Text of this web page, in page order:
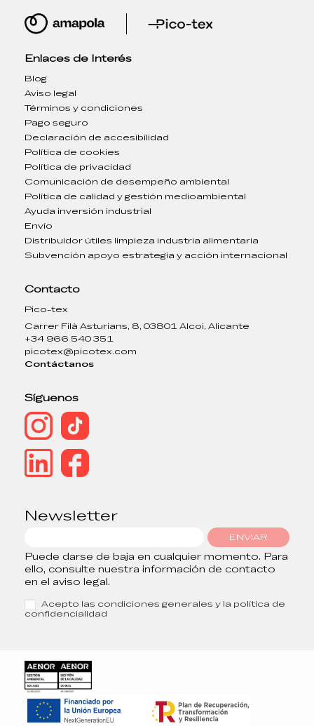
Enlaces de Interés
Blog
Aviso legal
Términos y condiciones
Pago seguro
Declaración de accesibilidad
Política de cookies
Política de privacidad
Comunicación de desempeño ambiental
Política de calidad y gestión medioambiental
Ayuda inversión industrial
Envío
Distribuidor útiles limpieza industria alimentaria
Subvención apoyo estrategia y acción internacional
Contacto
Pico-tex
Carrer Filà Asturians, 8, 03801 Alcoi, Alicante
+34 966 540 351
picotex@picotex.com
Contáctanos
Síguenos
Newsletter
ENVIAR
Puede darse de baja en cualquier momento. Para
ello, consulte nuestra información de contacto
en el aviso legal.
Acepto las condiciones generales y la política de
confidencialidad